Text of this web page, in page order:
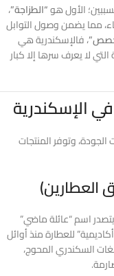
الأول هو“الطزاجة”،
مما يضمن وصول التوابل
، فالإسكندرية هي
لا يعرف سرها إلا كبار
الجودة، وتوفر المنتجات
اسم “عائلة ماضي”
للعطارة منذ أوائل
السكندري المحوج،